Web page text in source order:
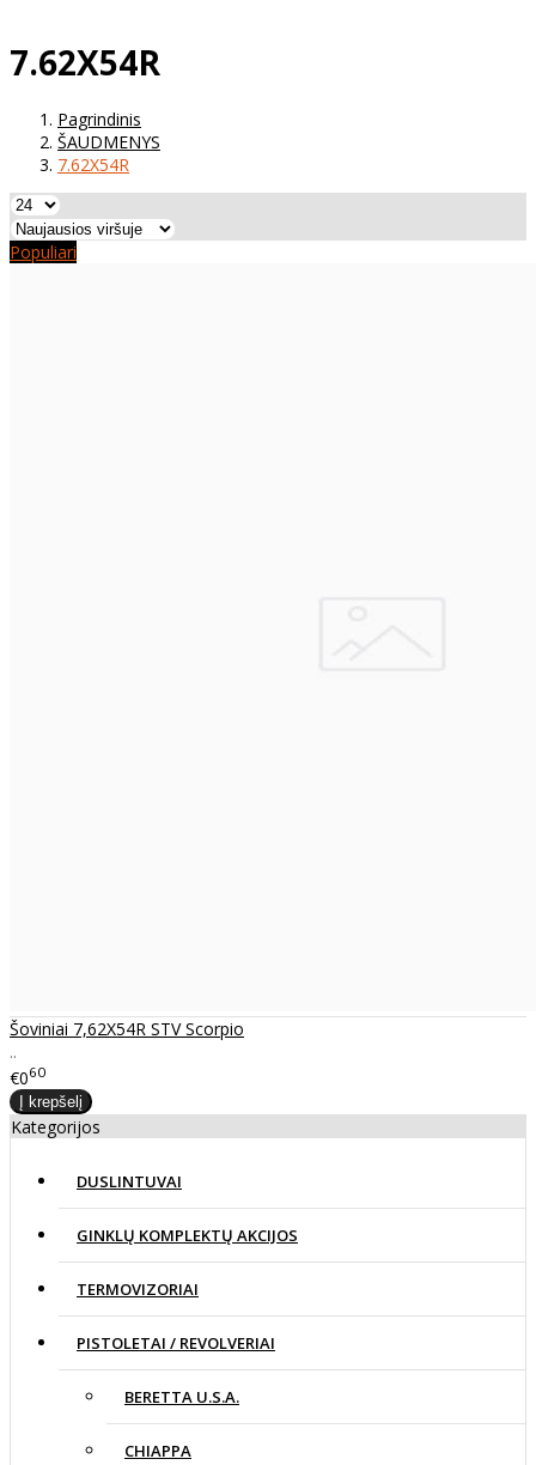
7.62X54R
Pagrindinis
ŠAUDMENYS
7.62X54R
Populiari
Šoviniai 7,62X54R STV Scorpio
..
€060
Kategorijos
DUSLINTUVAI
GINKLŲ KOMPLEKTŲ AKCIJOS
TERMOVIZORIAI
PISTOLETAI / REVOLVERIAI
BERETTA U.S.A.
CHIAPPA